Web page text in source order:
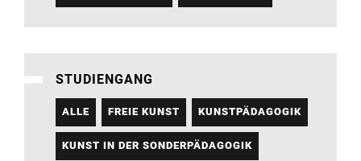
STUDIENGANG
ALLE FREIE KUNST KUNSTPÄDAGOGIK
KUNST IN DER SONDERPÄDAGOGIK